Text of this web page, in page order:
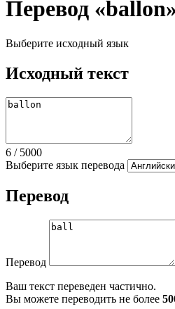
Перевод
Выберите исходный язык
Исходный текст
6 / 5000
Выберите язык перевода
Перевод
Перевод
Ваш текст переведен частично.
Вы можете переводить не более